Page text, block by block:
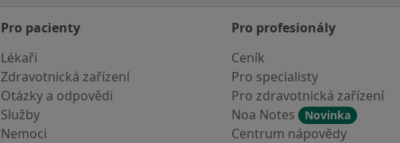
Pro pacienty
Lékaři
Zdravotnická zařízení
Otázky a odpovědi
Služby
Nemoci
Pro profesionály
Ceník
Pro specialisty
Pro zdravotnická zařízení
Noa Notes
Novinka
Centrum nápovědy